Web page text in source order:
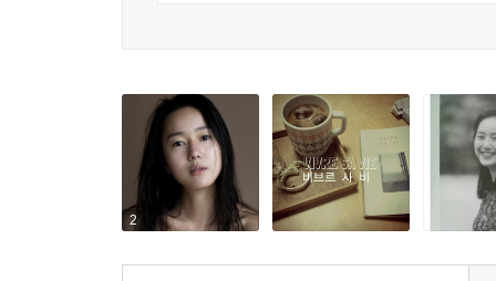
내게 가치 있는 것을 찾을 줄 아는 사람이고 싶고,
작은 것도 잘 찾아내어 쉽게 감동하는 마음으로 살
그렇게 스치는 게 많아 가슴에 자국이 많은 사람이
-프롤로그 중
2